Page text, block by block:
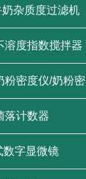
杂质度过滤机
溶度指数搅拌器
粉密度仪/奶粉密
落计数器
数字显微镜